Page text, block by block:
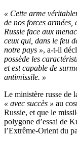
« Cette arme
de nos forces
Russie face aux
ceux qui, dans le feu
notre pays », a-t-il
possède les
et est capable de
antimissile. »
Le ministère russe de
« avec succès » au
Russie, et que le
polygone d’essai de
l’Extrême-Orient du